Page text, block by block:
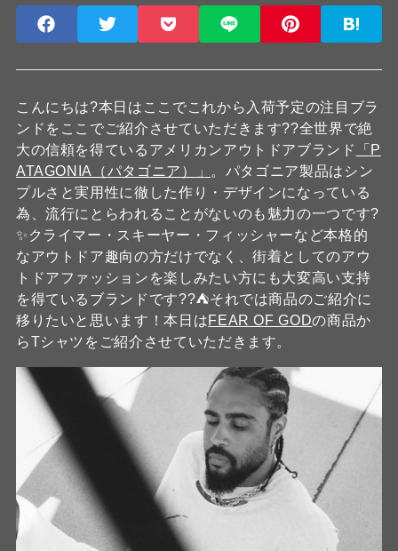
こんにちは?本日はここでこれから入荷予定の注目ブラ
ンドをここでご紹介させていただきます??全世界で絶
大の信頼を得ているアメリカンアウトドアブランド
「P
ATAGONIA（パタゴニア）」
。パタゴニア製品はシン
プルさと実用性に徹した作り・デザインになっている
為、流行にとらわれることがないのも魅力の一つです?
✨クライマー・スキーヤー・フィッシャーなど本格的
なアウトドア趣向の方だけでなく、街着としてのアウ
トドアファッションを楽しみたい方にも大変高い支持
を得ているブランドです??⛺それでは商品のご紹介に
移りたいと思います！本日はFEAR OF GODの商品か
らTシャツをご紹介させていただきます。